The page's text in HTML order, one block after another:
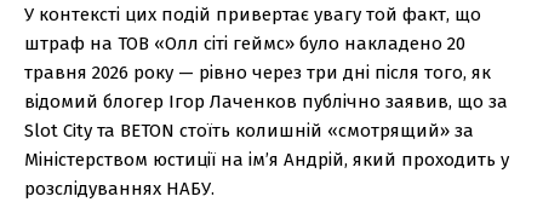
У контексті цих подій привертає увагу той факт, що
штраф на ТОВ «Олл сіті геймс» було накладено 20
травня 2026 року — рівно через три дні після того, як
відомий блогер Ігор Лаченков публічно заявив, що за
Slot City та BETON стоїть колишній «смотрящий» за
Міністерством юстиції на ім’я Андрій, який проходить у
розслідуваннях НАБУ.